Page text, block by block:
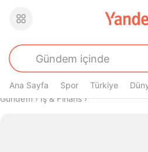
Ana Sayfa Spor Türkiye
Buradasın
Gündem› İş & Finans›